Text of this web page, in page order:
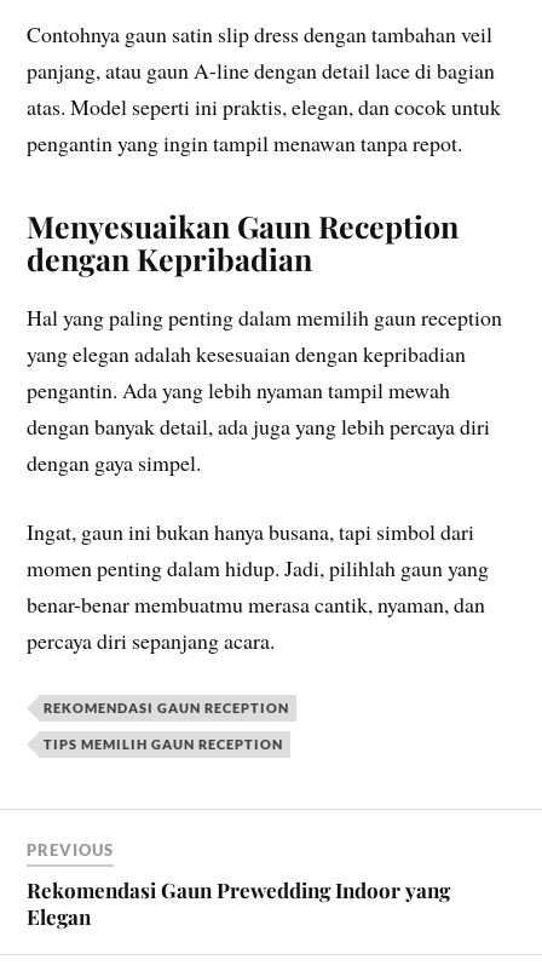
Contohnya gaun satin slip dress dengan tambahan veil
panjang, atau gaun A-line dengan detail lace di bagian
atas. Model seperti ini praktis, elegan, dan cocok untuk
pengantin yang ingin tampil menawan tanpa repot.
Menyesuaikan Gaun Reception
dengan Kepribadian
Hal yang paling penting dalam memilih gaun reception
yang elegan adalah kesesuaian dengan kepribadian
pengantin. Ada yang lebih nyaman tampil mewah
dengan banyak detail, ada juga yang lebih percaya diri
dengan gaya simpel.
Ingat, gaun ini bukan hanya busana, tapi simbol dari
momen penting dalam hidup. Jadi, pilihlah gaun yang
benar-benar membuatmu merasa cantik, nyaman, dan
percaya diri sepanjang acara.
REKOMENDASI GAUN RECEPTION
TIPS MEMILIH GAUN RECEPTION
PREVIOUS
Rekomendasi Gaun Prewedding Indoor yang
Elegan